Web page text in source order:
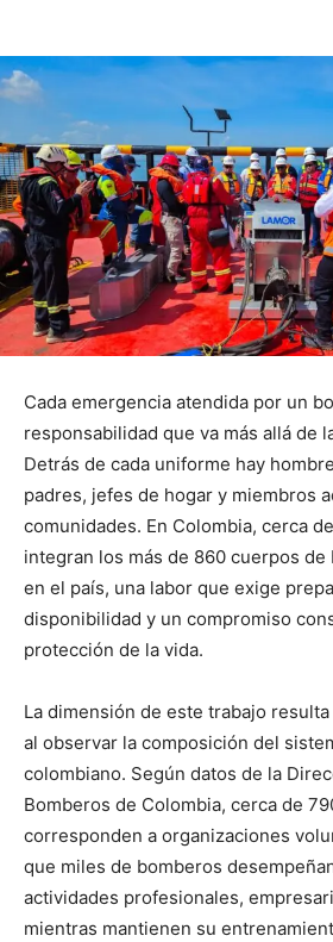
Cada emergencia atendida por un
responsabilidad que va más allá de
Detrás de cada uniforme hay
padres, jefes de hogar y miembros
comunidades. En Colombia, cerca
integran los más de 860 cuerpos
en el país, una labor que exige
disponibilidad y un compromiso
protección de la vida.
La dimensión de este trabajo
al observar la composición del
colombiano. Según datos de la
Bomberos de Colombia, cerca de
corresponden a organizaciones
que miles de bomberos
actividades profesionales,
mientras mantienen su